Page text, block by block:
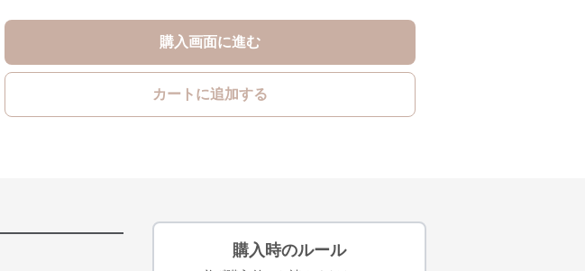
購入画面に進む
カートに追加する
購入時のルール